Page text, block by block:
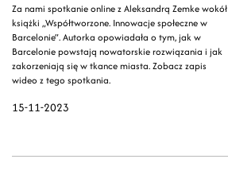
15-11-2023
Za nami spotkanie online z Aleksandrą Zemke wokół
książki „Współtworzone. Innowacje społeczne w
Barcelonie”. Autorka opowiadała o tym, jak w
Barcelonie powstają nowatorskie rozwiązania i jak
zakorzeniają się w tkance miasta. Zobacz zapis
wideo z tego spotkania.